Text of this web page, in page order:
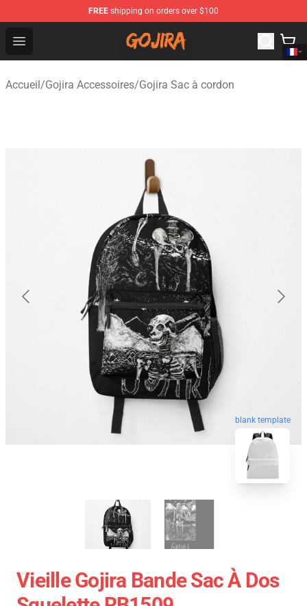
FREE shipping on orders over $100
Open menu
Gojira Shop - Official Gojira Merchandise Store
Accueil/Gojira Accessoires/Gojira Sac à cordon
blank template
Vieille Gojira Bande Sac À Dos